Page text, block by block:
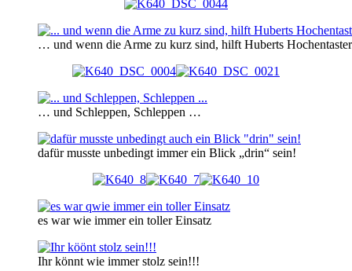
… und wenn die Arme zu kurz sind, hilft Huberts Hochentaster
… und Schleppen, Schleppen …
dafür musste unbedingt immer ein Blick „drin“ sein!
es war wie immer ein toller Einsatz
Ihr könnt wie immer stolz sein!!!